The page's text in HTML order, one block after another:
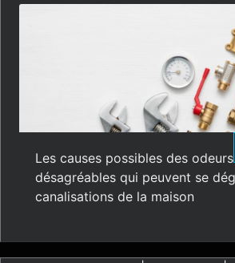
Les causes possibles des odeurs
désagréables qui peuvent se
canalisations de la maison